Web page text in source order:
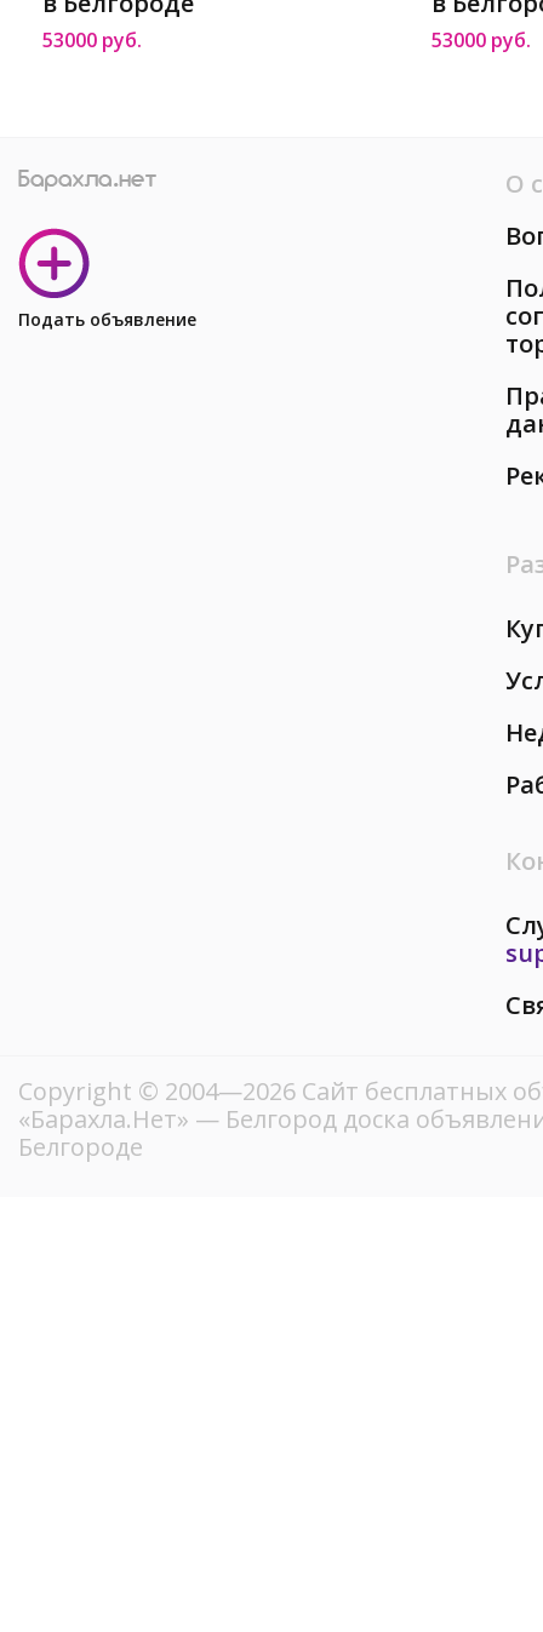
53000 руб. 53000 руб.
Подать объявление
О
Copyright © 2004—2026 Сайт бесплатных
«Барахла.Нет» — Белгород доска
Белгороде